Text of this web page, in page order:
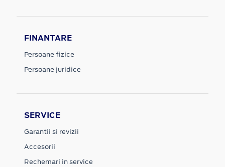
FINANTARE
Persoane fizice
Persoane juridice
SERVICE
Garantii si revizii
Accesorii
Rechemari in service